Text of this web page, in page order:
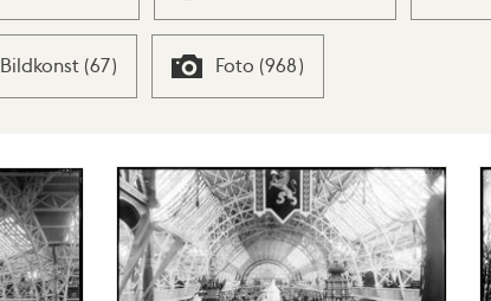
Bildkonst (67) Foto (968)